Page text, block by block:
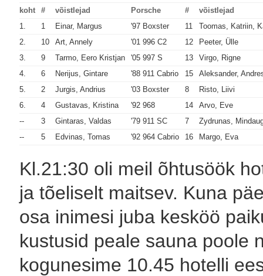
koht # võistlejad Porsche #
võistlejad
1.
1 Einar, Margus '97 Boxster 11
Toomas, Katriin,
2.
10 Art, Annely '01 996 C2 12
Peeter, Ülle
3.
9 Tarmo, Eero Kristjan '05 997 S 13
Virgo, Rigne
4.
6 Nerijus, Gintare '88 911 Cabrio 15
Aleksander,
5.
2 Jurgis, Andrius '03 Boxster 8
Risto, Liivi
6.
4 Gustavas, Kristina '92 968 14
Arvo, Eve
--
3 Gintaras, Valdas '79 911 SC 7
Zydrunas,
--
5 Edvinas, Tomas '92 964 Cabrio 16 Margo, Eva
Kl.21:30 oli meil õhtusöök
ja tõeliselt maitsev. Kuna
osa inimesi juba kesköö
kustusid peale sauna poole
kogunesime 10.45 hotelli